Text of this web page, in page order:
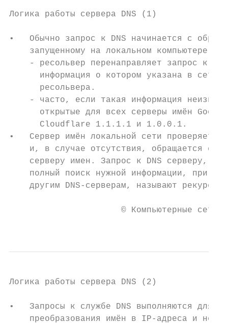
Логика работы сервера DNS (1)
•   Обычно запрос к DNS начинается с
запущенному на локальном компьютере
- ресольвер перенаправляет запрос к
информация о котором указана в
      ресольвера.
- часто, если такая информация
открытые для всех серверы имён
      Cloudflare 1.1.1.1 и 1.0.0.1.
•   Сервер имён локальной сети проверяет
и, в случае отсутствия, обращается с
серверу имен. Запрос к DNS серверу,
полный поиск нужной информации, при
другим DNS-серверам, называют
© Компьютерные сети
Логика работы сервера DNS (2)
•   Запросы к службе DNS выполняются для
преобразования имён в IP-адреса и